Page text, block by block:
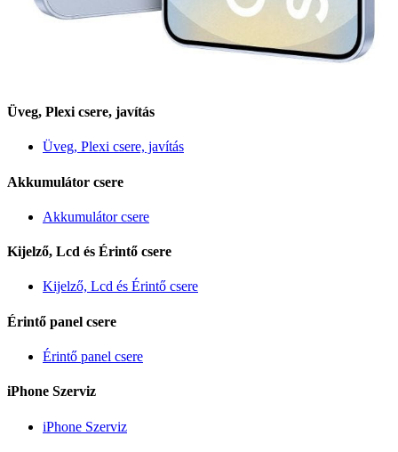
Üveg, Plexi csere, javítás
Üveg, Plexi csere, javítás
Akkumulátor csere
Akkumulátor csere
Kijelző, Lcd és Érintő csere
Kijelző, Lcd és Érintő csere
Érintő panel csere
Érintő panel csere
iPhone Szerviz
iPhone Szerviz